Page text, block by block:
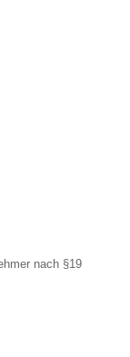
nach §19